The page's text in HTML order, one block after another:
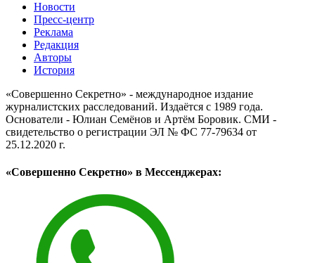
Новости
Пресс-центр
Реклама
Редакция
Авторы
История
«Совершенно Секретно» - международное издание
журналистских расследований. Издаётся с 1989 года.
Основатели - Юлиан Семёнов и Артём Боровик. CМИ -
свидетельство о регистрации ЭЛ № ФС 77-79634 от
25.12.2020 г.
«Совершенно Секретно» в Мессенджерах: